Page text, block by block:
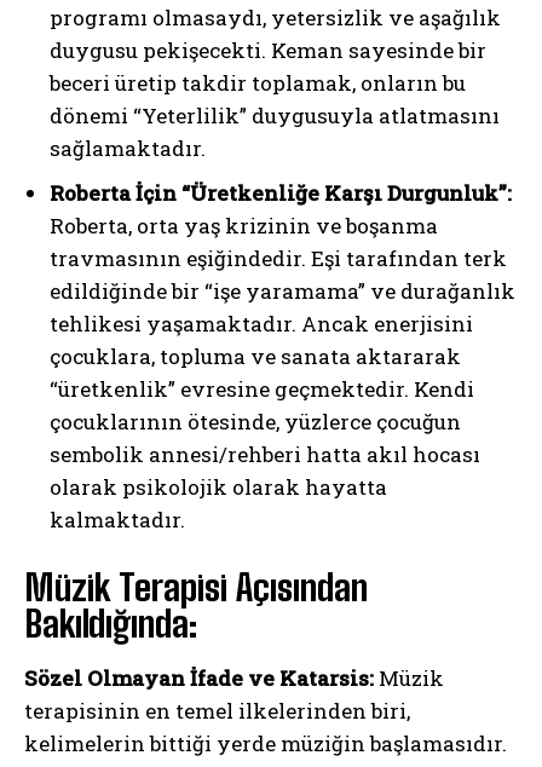
programı olmasaydı, yetersizlik ve aşağılık
duygusu pekişecekti. Keman sayesinde bir
beceri üretip takdir toplamak, onların bu
dönemi “Yeterlilik” duygusuyla atlatmasını
sağlamaktadır.
Roberta İçin “Üretkenliğe Karşı Durgunluk”:
Roberta, orta yaş krizinin ve boşanma
travmasının eşiğindedir. Eşi tarafından terk
edildiğinde bir “işe yaramama” ve durağanlık
tehlikesi yaşamaktadır. Ancak enerjisini
çocuklara, topluma ve sanata aktararak
“üretkenlik” evresine geçmektedir. Kendi
çocuklarının ötesinde, yüzlerce çocuğun
sembolik annesi/rehberi hatta akıl hocası
olarak psikolojik olarak hayatta
kalmaktadır.
Müzik Terapisi Açısından
Bakıldığında:
Sözel Olmayan İfade ve Katarsis: Müzik
terapisinin en temel ilkelerinden biri,
kelimelerin bittiği yerde müziğin başlamasıdır.